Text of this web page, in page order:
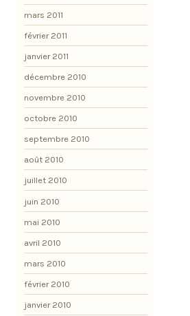
mars 2011
février 2011
janvier 2011
décembre 2010
novembre 2010
octobre 2010
septembre 2010
août 2010
juillet 2010
juin 2010
mai 2010
avril 2010
mars 2010
février 2010
janvier 2010